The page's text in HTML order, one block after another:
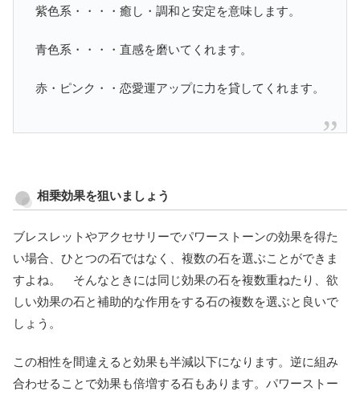
紫色系・・・・癒し・調和と安定を意味します。
青色系・・・・直感を磨いてくれます。
赤・ピンク・・恋愛運アップに力を貸してくれます。
相乗効果を狙いましょう
ブレスレットやアクセサリーでパワーストーンの効果を得た
い場合、ひとつの石ではなく、複数の石を選ぶことができま
すよね。 そんなときには同じ効果の石を複数重ねたり、欲
しい効果の石と補助的な作用をする石の複数を選ぶと良いで
しょう。
この相性を間違えると効果も半減以下になります。逆に組み
合わせることで効果も倍増する石もあります。パワーストー